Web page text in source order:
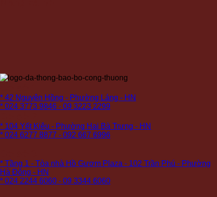
* 42 Nguyên Hồng - Phường Láng - HN
* 024 3773 9846 - 09 3223 2299
* 104 Yết Kiêu - Phường Hai Bà Trưng - HN
* 024 6277 8877 - 092 667 6996
* Tầng 1 - Tòa nhà Hồ Gươm Plaza - 102 Trần Phú - Phường
Hà Đông - HN
* 024 2244 6060 - 09 3344 6060